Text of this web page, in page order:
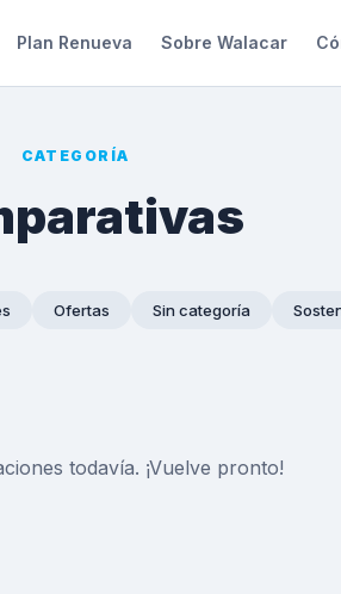
Plan Renueva Sobre Walacar
CATEGORÍA
Ofertas Sin categoría
todavía. ¡Vuelve pronto!